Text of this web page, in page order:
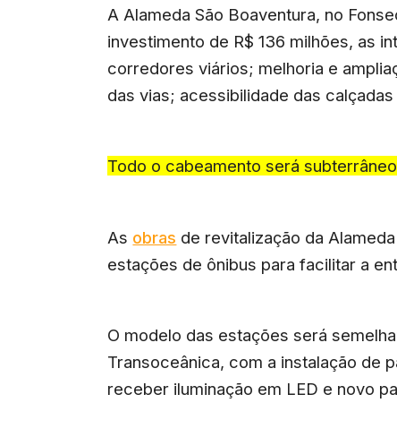
A Alameda São Boaventura, no
investimento de R$ 136 milhões, as
corredores viários; melhoria e
das vias; acessibilidade das
Todo o cabeamento será
As obras de revitalização da
estações de ônibus para facilitar a
O modelo das estações será
Transoceânica, com a instalação de
receber iluminação em LED e novo